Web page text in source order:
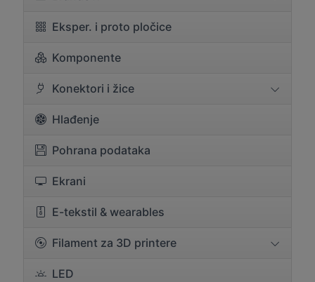
Eksper. i proto pločice
Komponente
Konektori i žice
Hlađenje
Pohrana podataka
Ekrani
E-tekstil & wearables
Filament za 3D printere
LED